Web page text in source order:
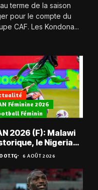
terme de la saison
pour le compte du
CAF. Les Kondona...
Féminine 2026
Féminin
2026 (F): Malawi
le Nigeria
la Zambie
6 AOÛT 2026